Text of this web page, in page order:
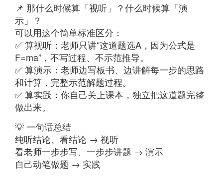
📌 那什么时候算「视听」？什么时候算「演
示」？
可以用这个简单标准区分：
✅ 算视听：老师只讲“这道题选A，因为公式是
F=ma”，不写过程、不示范推导。
✅ 算演示：老师边写板书、边讲解每一步的思路
和计算，完整示范解题过程。
✅ 算实践：你自己关上课本，独立把这道题完整
做出来。
💡 一句话总结
纯听结论、看结论 → 视听
看老师一步步写、一步步讲题 → 演示
自己动笔做题 → 实践